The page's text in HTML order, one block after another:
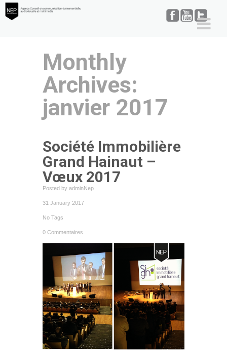
Monthly
Archives:
janvier 2017
Société Immobilière
Grand Hainaut –
Vœux 2017
Posted by adminNep
31 January 2017
No Tags
0 Commentaires